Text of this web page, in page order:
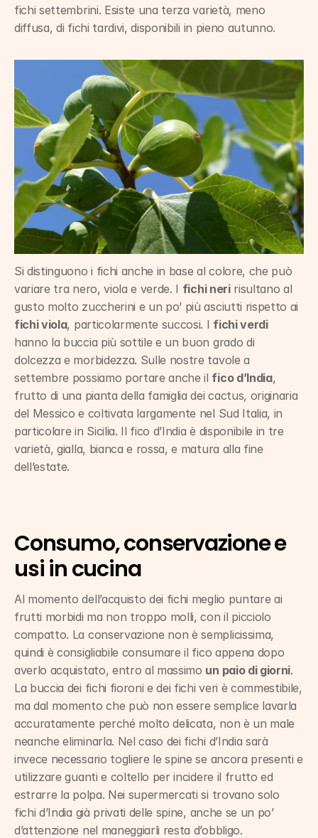
fichi settembrini. Esiste una terza varietà, meno
diffusa, di fichi tardivi, disponibili in pieno autunno.
Si distinguono i fichi anche in base al colore, che può
variare tra nero, viola e verde. I fichi neri risultano al
fichi viola, particolarmente succosi. I fichi verdi
hanno la buccia più sottile e un buon grado di
dolcezza e morbidezza. Sulle nostre tavole a
settembre possiamo portare anche il fico d’India,
frutto di una pianta della famiglia dei cactus, originaria
del Messico e coltivata largamente nel Sud Italia, in
particolare in Sicilia. Il fico d’India è disponibile in tre
varietà, gialla, bianca e rossa, e matura alla fine
dell’estate.
Consumo, conservazione e
usi in cucina
Al momento dell’acquisto dei fichi meglio puntare ai
frutti morbidi ma non troppo molli, con il picciolo
compatto. La conservazione non è semplicissima,
quindi è consigliabile consumare il fico appena dopo
averlo acquistato, entro al massimo un paio di giorni.
La buccia dei fichi fioroni e dei fichi veri è commestibile,
ma dal momento che può non essere semplice lavarla
accuratamente perché molto delicata, non è un male
neanche eliminarla. Nel caso dei fichi d’India sarà
invece necessario togliere le spine se ancora presenti e
utilizzare guanti e coltello per incidere il frutto ed
estrarre la polpa. Nei supermercati si trovano solo
fichi d’India già privati delle spine, anche se un po’
d’attenzione nel maneggiarli resta d’obbligo.